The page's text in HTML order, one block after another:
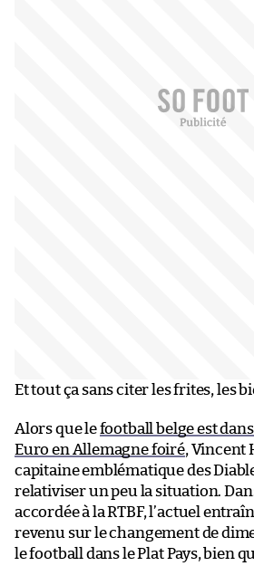
Et tout ça sans citer les frites, les
Alors que lefootball belge est
Euro en Allemagne foiré, Vincent
capitaine emblématique des
relativiser un peu la situation.
accordée à la RTBF, l’actuel
revenu sur le changement de
le football dans le Plat Pays, bien